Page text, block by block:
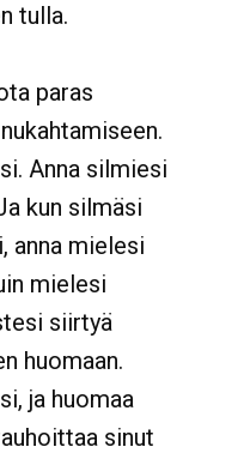
tulla.
paras
Anna silmiesi
kun silmäsi
anna mielesi
mielesi
siirtyä
huomaan.
ja huomaa
sinut